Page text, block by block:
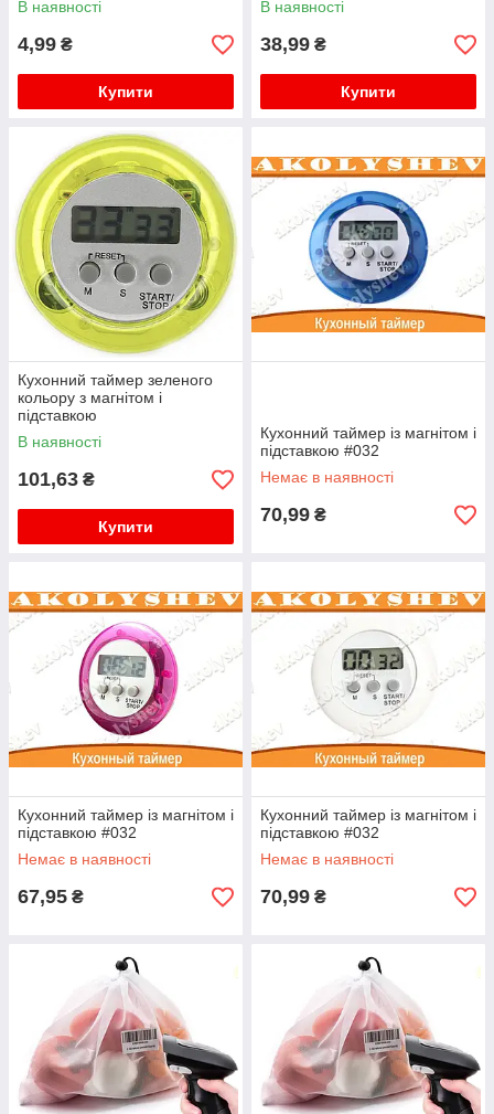
В наявності
4,99 ₴
Купити
В наявності
38,99 ₴
Купити
Кухонний таймер зеленого
кольору з магнітом і
підставкою
В наявності
101,63 ₴
Купити
Кухонний таймер із магнітом і
підставкою #032
Немає в наявності
70,99 ₴
Кухонний таймер із магнітом і
підставкою #032
Немає в наявності
67,95 ₴
Кухонний таймер із магнітом і
підставкою #032
Немає в наявності
70,99 ₴